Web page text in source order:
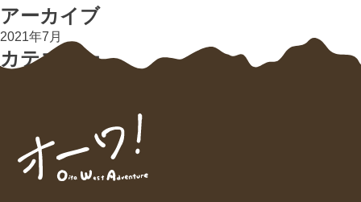
アーカイブ
2021年7月
カテゴリー